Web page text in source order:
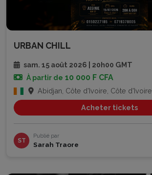
URBAN CHILL
sam. 15 août 2026 | 20h00 GMT
À partir de 10 000 F CFA
Abidjan, Côte d'Ivoire, Côte d'Ivoire
Acheter tickets
ST
Publié par
Sarah Traore